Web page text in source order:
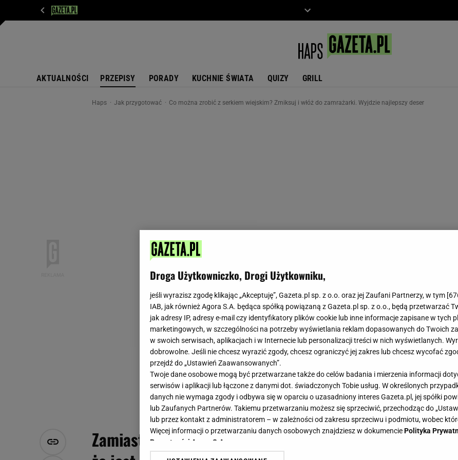
AKTUALNOŚCI PRZEPISY PORADY KUCHNIE ŚWIATA QUIZY GRILL
Haps Jak przygotować Co można zrobić z serkiem wiejskim? Zmiksuj i włóż do zamrażarki. Wyjdzie najlepszy deser
Zamiast śniadania zrobiłam z niego deser. Każdy
Droga Użytkowniczko, Drogi Użytkowniku,
jeśli wyrazisz zgodę klikając „Akceptuję”, Gazeta.pl sp. z o.o. oraz jej Zaufani Partnerzy, w tym [
IAB, jak również Agora S.A. będąca spółką powiązaną z Gazeta.pl sp. z o.o., będą przetwarzać
jak adresy IP, adresy e-mail czy identyfikatory plików cookie lub inne informacje zapisane w tych
marketingowych, w szczególności na potrzeby wyświetlania reklam dopasowanych do Twoich
w swoich serwisach, aplikacjach i w Internecie lub personalizacji treści w nich wyświetlanych.
dobrowolne. Jeśli nie chcesz wyrazić zgody, chcesz ograniczyć jej zakres lub chcesz wycofać
przejdź do „Ustawień Zaawansowanych”.
Twoje dane osobowe mogą być przetwarzane także do celów badania i mierzenia informacji
serwisów i aplikacji lub łączone z danymi dot. świadczonych Tobie usług. W określonych
danych nie wymaga zgody i odbywa się w oparciu o uzasadniony interes Gazeta.pl, jej spółki
lub Zaufanych Partnerów. Takiemu przetwarzaniu możesz się sprzeciwić, przechodząc do
lub przez kontakt z administratorem – w zależności od zakresu sprzeciwu i podmiotu, wobec
Więcej informacji o przetwarzaniu danych osobowych znajdziesz w dokumenciePolityka
Prywatności Agora S.A.